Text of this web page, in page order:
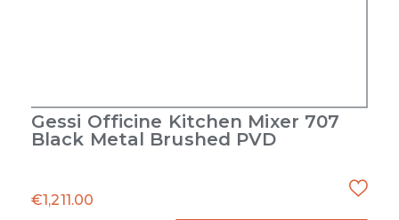
Gessi Officine Kitchen Mixer 707
Black Metal Brushed PVD
€1,211.00